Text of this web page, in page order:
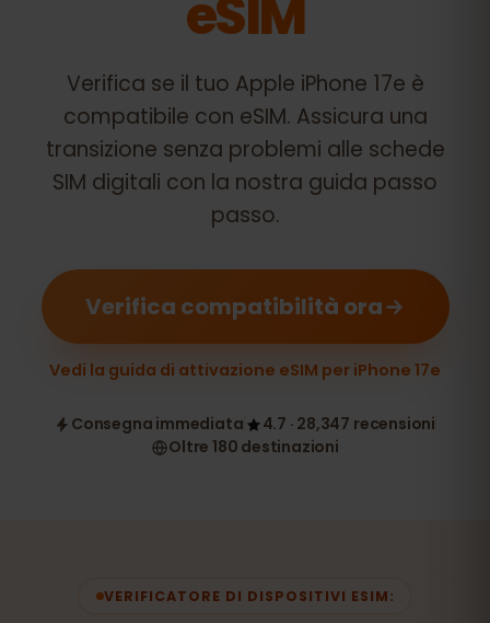
eSIM
Verifica se il tuo Apple iPhone 17e è
compatibile con eSIM. Assicura una
transizione senza problemi alle schede
SIM digitali con la nostra guida passo
passo.
Verifica compatibilità ora
Vedi la guida di attivazione eSIM per iPhone 17e
Consegna immediata
4.7 · 28,347 recensioni
Oltre 180 destinazioni
VERIFICATORE DI DISPOSITIVI ESIM: